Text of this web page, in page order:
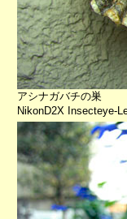
アシナガバチの巣
NikonD2X Insecteye-